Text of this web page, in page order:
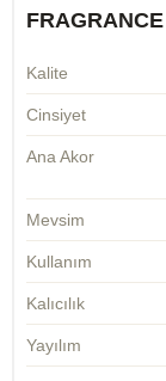
Kalite
Cinsiyet
Ana Akor
Mevsim
Kullanım
Kalıcılık
Yayılım